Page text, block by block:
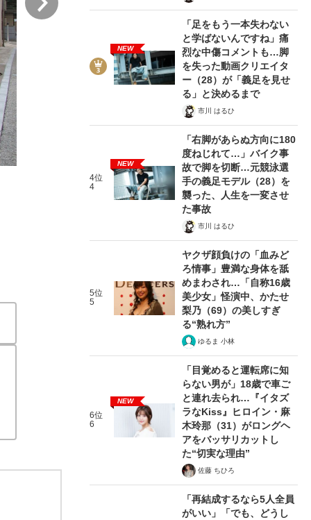
在記》RM→渋谷で飲み会、JIN→伊豆の...
NEW
「足をもう一本失わない
と学ばないんですね」痛
烈な中傷コメントも…脚
を失った動画クリエイタ
ー（28）が「義足を見せ
る」と決めるまで
市川 はるひ
4位
4
NEW
「右脚があらぬ方向に180
度ねじれて…」バイク事
故で脚を切断…元競泳選
手の義足モデル（28）を
襲った、人生を一変させ
た事故
市川 はるひ
5位
5
ヤクザ顔負けの「血みど
ろ情事」豊満な身体を舐
めまわされ…「自称16歳
美少女」怪演中、かたせ
梨乃（69）の美しすぎ
る“熟れ方”
ゆるま 小林
6位
6
NEW
「目覚めると運転席に知
らない男が」18歳で車ご
と連れ去られ…『イタズ
ラなKiss』ヒロイン・麻
木玲那（31）がロングヘ
アをバッサリカットし
た“切実な理由”
佐藤 ちひろ
「再結成するなら5人全員
がいい」「でも、どうし